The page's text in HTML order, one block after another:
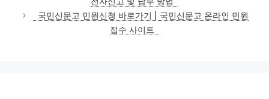
리
국민신문고 민원신청 바로가기 | 국민신문고 온라인 민원
접수 사이트